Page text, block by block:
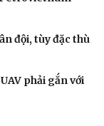
khiến một phụ
cho người